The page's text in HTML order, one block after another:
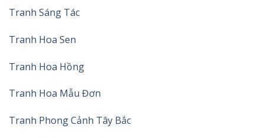
Tranh Sáng Tác
Tranh Hoa Sen
Tranh Hoa Hồng
Tranh Hoa Mẫu Đơn
Tranh Phong Cảnh Tây Bắc